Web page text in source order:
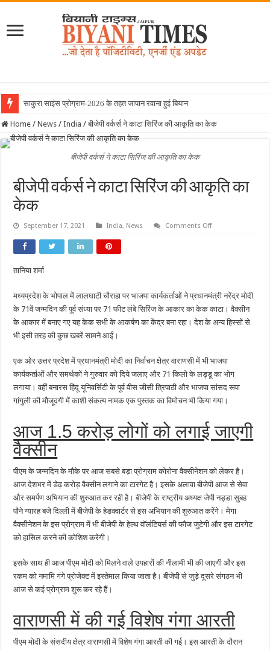
साकुरा साइंस प्रोग्राम-2026 के तहत जापान रवाना हुई बियानी ग्रुप ऑफ कॉ
Home / News / India / बीजेपी वर्कर्स ने काटा सिरिंज की आकृति का केक
बीजेपी वर्कर्स ने काटा सिरिंज की आकृति का केक
बीजेपी वर्कर्स ने काटा सिरिंज की आकृति का
केक
September 17, 2021 India, News Comments Offon
केक
तानिया शर्मा
मध्यप्रदेश के भोपाल में लालघाटी चौराहा पर भाजपा कार्यकर्ताओं ने प्रधानमंत्री नरेंद्र मोदी
के 71वें जन्मदिन की पूर्व संध्या पर 71 फीट लंबे सिरिंज के आकार का केक काटा। वैक्सीन
के आकार में बनाए गए यह केक सभी के आकर्षण का केंद्र बना रहा। देश के अन्य हिस्सों से
भी इसी तरह की कुछ खबरें सामने आईं।
एक ओर उत्तर प्रदेश में प्रधानमंत्री मोदी का निर्वाचन क्षेत्र वाराणसी में भी भाजपा
कार्यकर्ताओं और समर्थकों ने गुरुवार को दिये जलाए और 71 किलो के लड्डू का भोग
लगाया। वहीं बनारस हिंदू यूनिवर्सिटी के पूर्व वीस जीसी त्रिपाठी और भाजपा सांसद रूपा
गांगुली की मौजूदगी में काशी संकल्प नामक एक पुस्तक का विमोचन भी किया गया।
आज 1.5 करोड़ लोगों को लगाई जाएगी
वैक्सीन
पीएम के जन्मदिन के मौके पर आज सबसे बड़ा प्रोग्राम कोरोना वैक्सीनेशन को लेकर है।
आज देशभर में डेढ़ करोड़ वैक्सीन लगाने का टारगेट है। इसके अलावा बीजेपी आज से सेवा
और समर्पण अभियान की शुरुआत कर रही है। बीजेपी के राष्ट्रीय अध्यक्ष जेपी नड्डा सुबह
पौने ग्यारह बजे दिल्ली में बीजेपी के हेडक्वार्टर से इस अभियान की शुरुआत करेंगे। मेगा
वैक्सीनेशन के इस प्रोग्राम में भी बीजेपी के हेल्थ वॉलंटियर्स की फौज जुटेगी और इस टारगेट
को हासिल करने की कोशिश करेगी।
इसके साथ ही आज पीएम मोदी को मिलने वाले उपहारों की नीलामी भी की जाएगी और इस
रकम को नमामि गंगे प्रोजेक्ट में इस्तेमाल किया जाता है। बीजेपी से जुड़े दूसरे संगठन भी
आज से कई प्रोग्राम शुरू कर रहे हैं।
वाराणसी में की गई विशेष गंगा आरती
पीएम मोदी के संसदीय क्षेत्र वाराणसी में विशेष गंगा आरती की गई। इस आरती के दौरान